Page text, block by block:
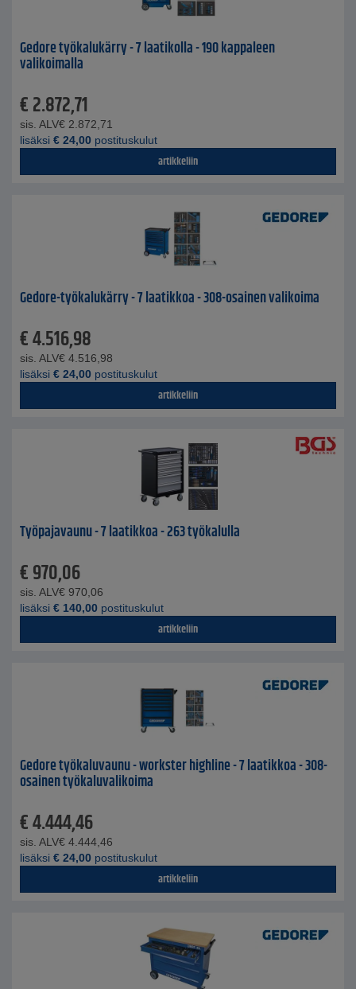
Gedore työkalukärry - 7 laatikolla - 190 kappaleen
valikoimalla
€2.872,71
sis. ALV€ 2.872,71
lisäksi € 24,00 postituskulut
artikkeliin
Gedore-työkalukärry - 7 laatikkoa - 308-osainen valikoima
€4.516,98
sis. ALV€ 4.516,98
lisäksi € 24,00 postituskulut
artikkeliin
Työpajavaunu - 7 laatikkoa - 263 työkalulla
€970,06
sis. ALV€ 970,06
lisäksi € 140,00 postituskulut
artikkeliin
Gedore työkaluvaunu - workster highline - 7 laatikkoa - 308-
osainen työkaluvalikoima
€4.444,46
sis. ALV€ 4.444,46
lisäksi € 24,00 postituskulut
artikkeliin